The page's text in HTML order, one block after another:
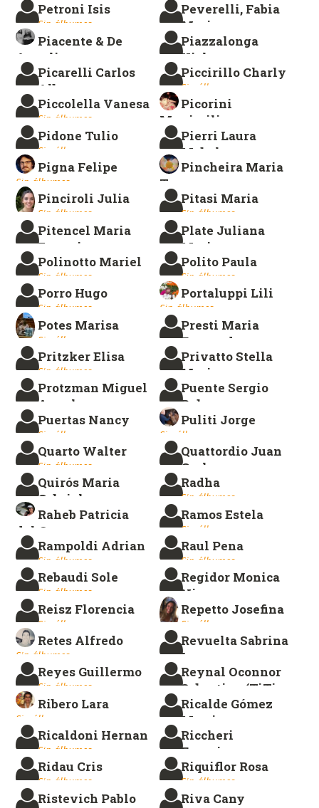
Petroni Isis
Sin álbumes.
Peverelli, Fabia
Mariana
Sin álbumes.
Piacente & De
Angelis
Sin álbumes.
Piazzalonga
Vicky
Sin álbumes.
Picarelli Carlos
Alberto
Sin álbumes.
Piccirillo Charly
Sin álbumes.
Piccolella Vanesa
Sin álbumes.
Picorini
Maximiliano
Sin álbumes.
Pidone Tulio
Sin álbumes.
Pierri Laura
Mabel
Sin álbumes.
Pigna Felipe
Sin álbumes.
Pincheira Maria
Teresa
Sin álbumes.
Pinciroli Julia
Sin álbumes.
Pitasi Maria
Sin álbumes.
Pitencel Maria
Eugenia
Sin álbumes.
Plate Juliana
Maria
Sin álbumes.
Polinotto Mariel
Sin álbumes.
Polito Paula
Sin álbumes.
Porro Hugo
Sin álbumes.
Portaluppi Lili
Sin álbumes.
Potes Marisa
Sin álbumes.
Presti Maria
Fernanda
Sin álbumes.
Pritzker Elisa
Sin álbumes.
Privatto Stella
Maris
Sin álbumes.
Protzman Miguel
Angel
Sin álbumes.
Puente Sergio
Ruben
Sin álbumes.
Puertas Nancy
Sin álbumes.
Puliti Jorge
Sin álbumes.
Quarto Walter
Sin álbumes.
Quattordio Juan
Carlos
Sin álbumes.
Quirós Maria
Gabriela
Sin álbumes.
Radha
Sin álbumes.
Raheb Patricia
del Carmen
Sin álbumes.
Ramos Estela
Sin álbumes.
Rampoldi Adrian
Sin álbumes.
Raul Pena
Sin álbumes.
Rebaudi Sole
Sin álbumes.
Regidor Monica
Nieves
Sin álbumes.
Reisz Florencia
Sin álbumes.
Repetto Josefina
Sin álbumes.
Retes Alfredo
Sin álbumes.
Revuelta Sabrina
Laura
Sin álbumes.
Reyes Guillermo
Sin álbumes.
Reynal Oconnor
Sebastian (TiTio
Art)
Sin álbumes.
Ribero Lara
Sin álbumes.
Ricalde Gómez
Martina
Sin álbumes.
Ricaldoni Hernan
Sin álbumes.
Riccheri
Francisco
Sin álbumes.
Ridau Cris
Sin álbumes.
Riquiflor Rosa
Sin álbumes.
Ristevich Pablo
Riva Cany